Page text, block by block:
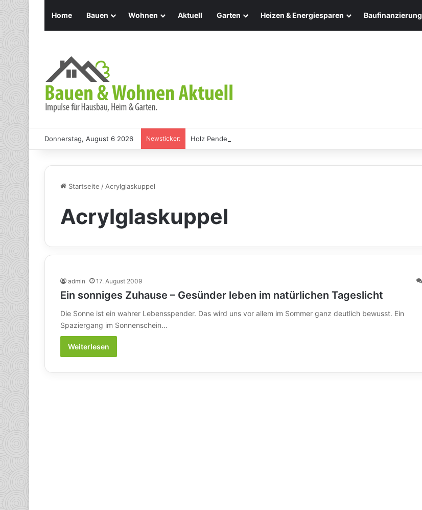
Home Bauen Wohnen Aktuell Garten Heizen & Energiesparen Baufinanzierung
Donnerstag, August 6 2026 Newsticker: Holz Pendelleuchten: Eleganz und Nachhaltigkeit für Ihr Zuhause
Startseite /Acrylglaskuppel
Acrylglaskuppel
admin 17. August 2009
Ein sonniges Zuhause – Gesünder leben im natürlichen Tageslicht
Die Sonne ist ein wahrer Lebensspender. Das wird uns vor allem im Sommer ganz deutlich bewusst. Ein
Spaziergang im Sonnenschein…
Weiterlesen